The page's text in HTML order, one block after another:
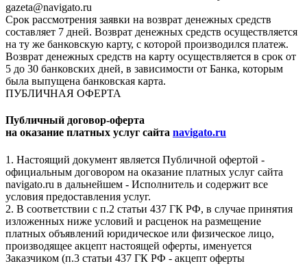
gazeta@navigato.ru
Срок рассмотрения заявки на возврат денежных средств
составляет 7 дней. Возврат денежных средств осуществляется
на ту же банковскую карту, с которой производился платеж.
Возврат денежных средств на карту осуществляется в срок от
5 до 30 банковских дней, в зависимости от Банка, которым
была выпущена банковская карта.
ПУБЛИЧНАЯ ОФЕРТА
Публичный договор-оферта
на оказание платных услуг сайта navigato.ru
1. Настоящий документ является Публичной офертой -
официальным договором на оказание платных услуг сайта
navigato.ru в дальнейшем - Исполнитель и содержит все
условия предоставления услуг.
2. В соответствии с п.2 статьи 437 ГК РФ, в случае принятия
изложенных ниже условий и расценок на размещение
платных объявлений юридическое или физическое лицо,
производящее акцепт настоящей оферты, именуется
Заказчиком (п.3 статьи 437 ГК РФ - акцепт оферты